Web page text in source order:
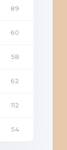
89
60
58
62
112
54